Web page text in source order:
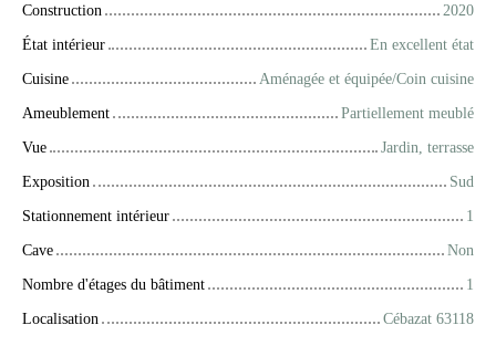
Construction
2020
État intérieur
En excellent état
Cuisine
Aménagée et équipée/Coin cuisine
Ameublement
Partiellement meublé
Vue
Jardin, terrasse
Exposition
Sud
Stationnement intérieur
1
Cave
Non
Nombre d'étages du bâtiment
1
Localisation
Cébazat 63118